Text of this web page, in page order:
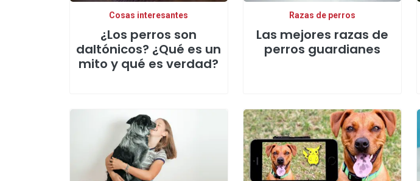
Cosas interesantes
¿Los perros son
daltónicos? ¿Qué es un
mito y qué es verdad?
Razas de perros
Las mejores razas de
perros guardianes